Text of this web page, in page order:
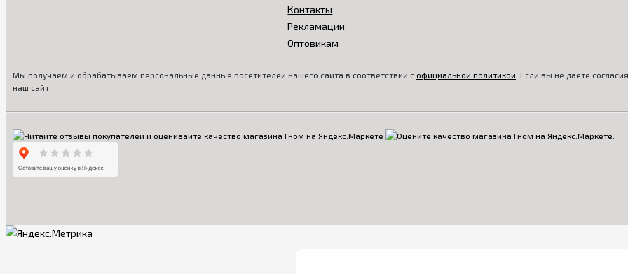
Контакты
Рекламации
Оптовикам
Мы получаем и обрабатываем персональные данные посетителей нашего сайта в соответствии с официальной политикой . Если вы не даете
наш сайт